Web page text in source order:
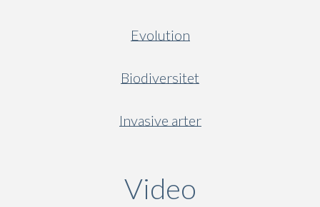
Evolution
Biodiversitet
Invasive arter
Video